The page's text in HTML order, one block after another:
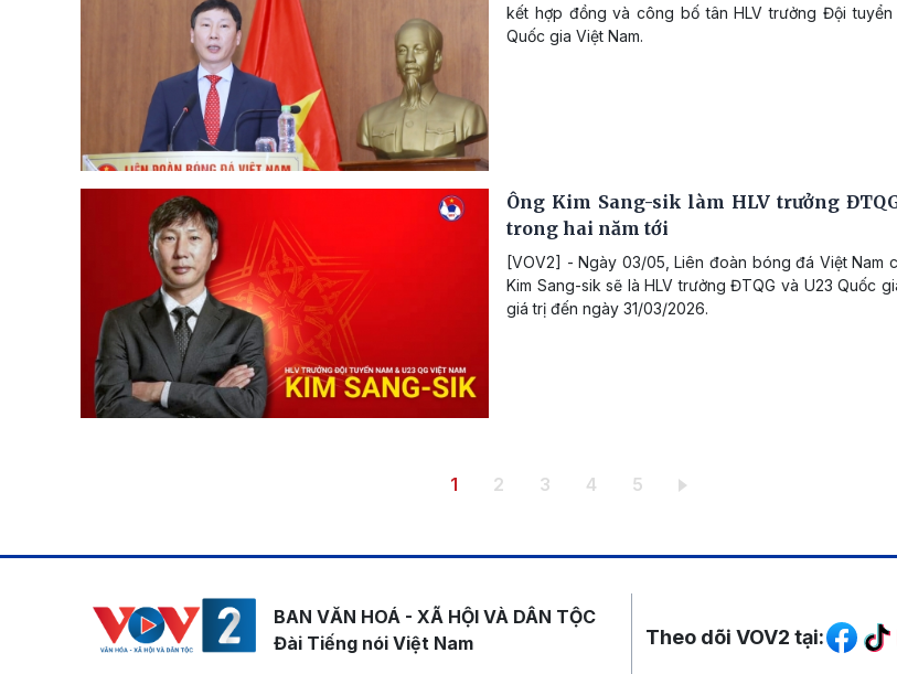
kết hợp đồng và công bố tân HLV trưởng Đội tuyển
Quốc gia Việt Nam.
Ông Kim Sang-sik làm HLV trưởng
trong hai năm tới
[VOV2] - Ngày 03/05, Liên đoàn bóng đá Việt Nam
Kim Sang-sik sẽ là HLV trưởng ĐTQG và U23 Quốc
giá trị đến ngày 31/03/2026.
Trang hiện thời
1 Trang
2 Trang
3 Trang
4 Trang
5
BAN VĂN HOÁ - XÃ HỘI VÀ DÂN TỘC
Đài Tiếng nói Việt Nam
Mạng xã hội
Theo dõi VOV2 tại: